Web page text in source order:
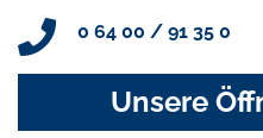
0 64 00 / 91 35 0
Unsere